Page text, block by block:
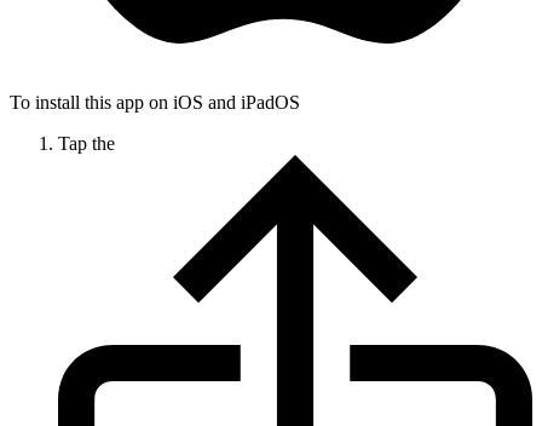
To install this app on iOS and iPadOS
Tap the